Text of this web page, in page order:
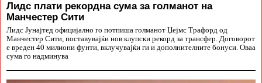
Лидс плати рекордна сума за голманот на
Манчестер Сити
Лидс Јунајтед официјално го потпиша голманот Џејмс Трафорд од
Манчестер Сити, поставувајќи нов клупски рекорд за трансфер. Договорот
е вреден 40 милиони фунти, вклучувајќи ги и дополнителните бонуси. Оваа
сума го надминува